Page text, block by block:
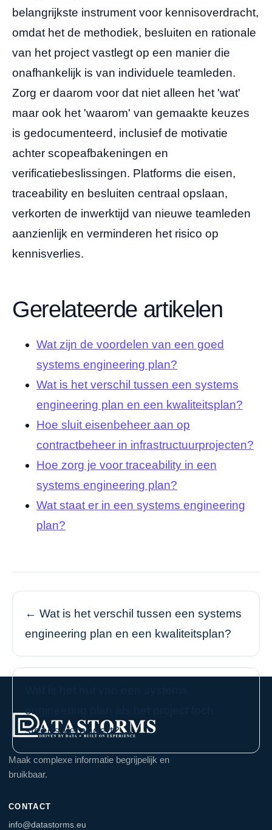
belangrijkste instrument voor kennisoverdracht,
omdat het de methodiek, besluiten en rationale
van het project vastlegt op een manier die
onafhankelijk is van individuele teamleden.
Zorg er daarom voor dat niet alleen het 'wat'
maar ook het 'waarom' van gemaakte keuzes
is gedocumenteerd, inclusief de motivatie
achter scopeafbakeningen en
verificatiebeslissingen. Platforms die eisen,
traceability en besluiten centraal opslaan,
verkorten de inwerktijd van nieuwe teamleden
aanzienlijk en verminderen het risico op
kennisverlies.
Gerelateerde artikelen
Wat zijn de voordelen van een goed
systems engineering plan?
Wat is het verschil tussen een systems
engineering plan en een kwaliteitsplan?
Hoe sluit eisenbeheer aan op
contractbeheer in infrastructuurprojecten?
Hoe zorg je voor traceability in een
systems engineering plan?
Wat staat er in een systems engineering
plan?
← Wat is het verschil tussen een systems
engineering plan en een kwaliteitsplan?
engineering plan als het project toch
steeds verandert? →
Maak complexe informatie begrijpelijk en
bruikbaar.
CONTACT
info@datastorms.eu